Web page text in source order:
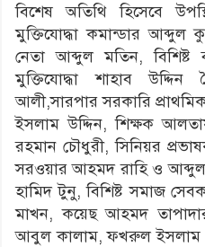
বিশেষ অতিথি হিসেবে
মুক্তিযোদ্ধা কমান্ডার আব্দুল
নেতা আব্দুল মতিন, বিশিষ্ট
মুক্তিযোদ্ধা শাহাব
আলী,সারপার সরকারি
ইসলাম উদ্দিন, শিক্ষক
রহমান চৌধুরী, সিনিয়র
সরওয়ার আহমদ রাহি ও
হামিদ টুনু, বিশিষ্ট সমাজ
মাখন, কয়েছ আহমদ
আবুল কালাম, ফখরুল ইসলাম